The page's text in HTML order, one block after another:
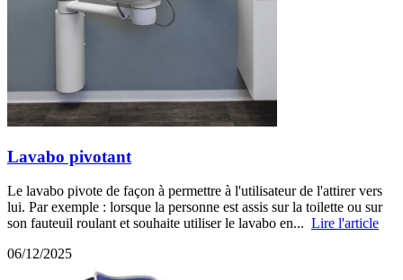
Lavabo pivotant
Le lavabo pivote de façon à permettre à l'utilisateur de l'attirer vers
lui. Par exemple : lorsque la personne est assis sur la toilette ou sur
son fauteuil roulant et souhaite utiliser le lavabo en... Lire l'article
06/12/2025